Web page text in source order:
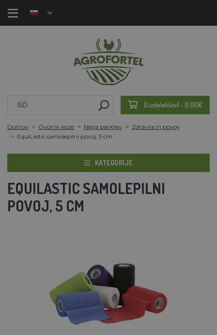
0 izdelek(ov) - 0.00€
Domov Ovce in koze Nega parkljev
Zdravila in povoji
EquiLastic samolepilni povoj, 5 cm
KATEGORIJE
EQUILASTIC SAMOLEPILNI
POVOJ, 5 CM